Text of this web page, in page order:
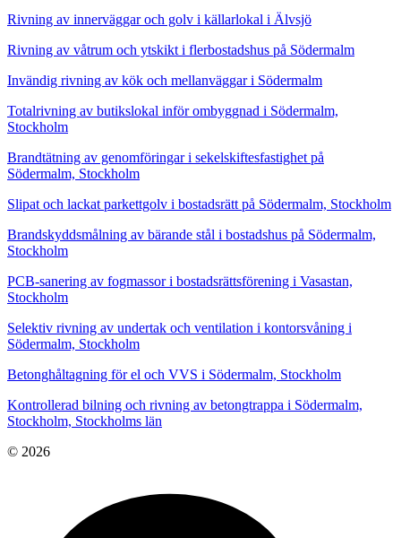
Rivning av innerväggar och golv i källarlokal i Älvsjö
Rivning av våtrum och ytskikt i flerbostadshus på Södermalm
Invändig rivning av kök och mellanväggar i Södermalm
Totalrivning av butikslokal inför ombyggnad i Södermalm,
Stockholm
Brandtätning av genomföringar i sekelskiftesfastighet på
Södermalm, Stockholm
Slipat och lackat parkettgolv i bostadsrätt på Södermalm, Stockholm
Brandskyddsmålning av bärande stål i bostadshus på Södermalm,
Stockholm
PCB-sanering av fogmassor i bostadsrättsförening i Vasastan,
Stockholm
Selektiv rivning av undertak och ventilation i kontorsvåning i
Södermalm, Stockholm
Betonghåltagning för el och VVS i Södermalm, Stockholm
Kontrollerad bilning och rivning av betongtrappa i Södermalm,
Stockholm, Stockholms län
© 2026